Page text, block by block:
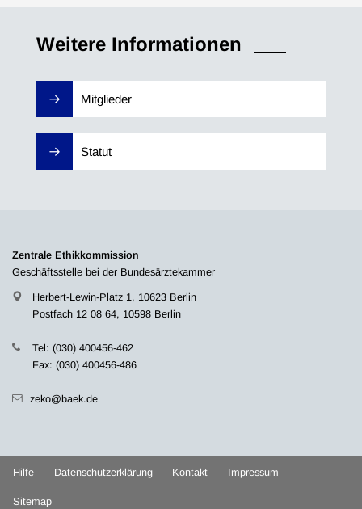
Weitere Informationen
Mitglieder
Statut
Zentrale Ethikkommission
Geschäftsstelle bei der Bundesärztekammer
Herbert-Lewin-Platz 1, 10623 Berlin
Postfach 12 08 64, 10598 Berlin
Tel: (030) 400456-462
Fax: (030) 400456-486
zeko@baek.de
Hilfe Datenschutzerklärung Kontakt Impressum
Sitemap